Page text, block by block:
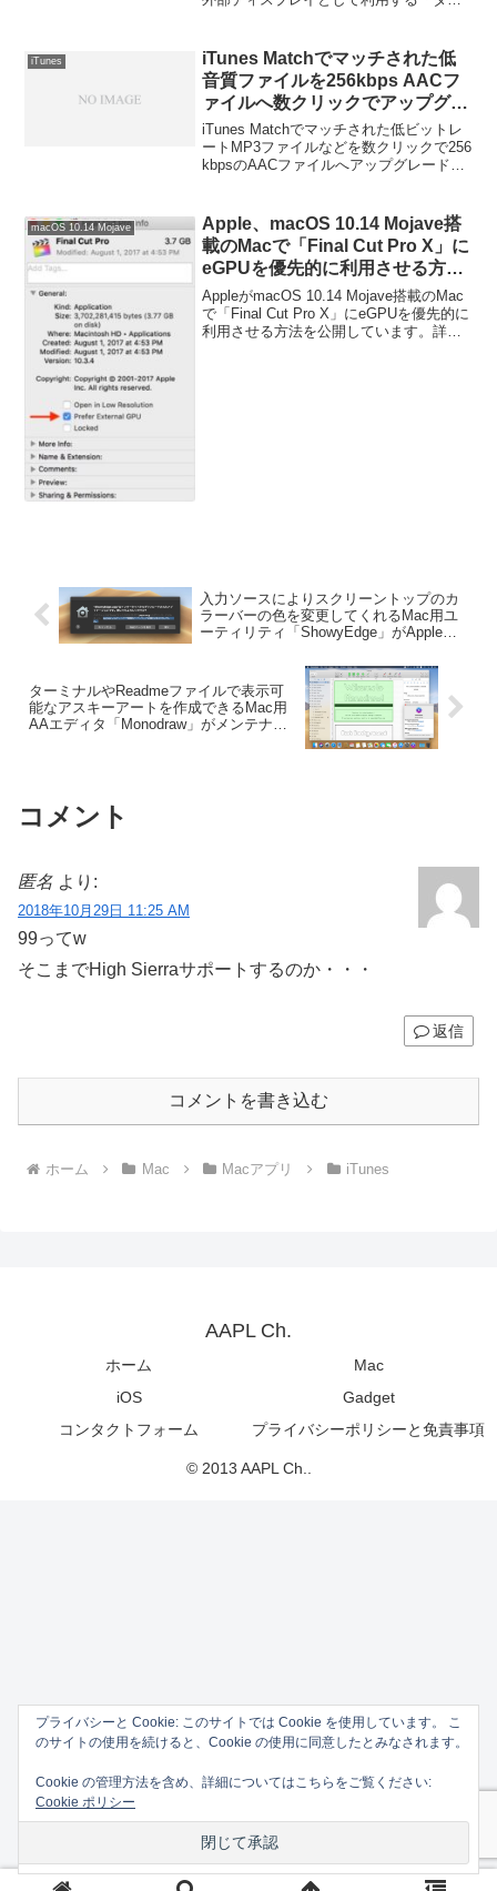
iTunes
iTunes Matchでマッチされた低
音質ファイルを256kbps AACフ
ァイルへ数クリックでアップグレ
ードしてくれるアプリ
「MatchUpgrade」がリリースさ
れたので使ってみた。
iTunes Matchでマッチされた低ビットレ
ートMP3ファイルなどを数クリックで256
kbpsのAACファイルへアップグレードし
から。
macOS 10.14 Mojave
Apple、macOS 10.14 Mojave搭
載のMacで「Final Cut Pro X」に
eGPUを優先的に利用させる方法
を公開。
AppleがmacOS 10.14 Mojave搭載のMac
で「Final Cut Pro X」にeGPUを優先的に
利用させる方法を公開しています。詳細
入力ソースによりスクリーントップのカ
ラーバーの色を変更してくれるMac用ユ
ーティリティ「ShowyEdge」がAppleの
ターミナルやReadmeファイルで表示可
能なアスキーアートを作成できるMac用
AAエディタ「Monodraw」がメンテナン
コメント
匿名 より:
2018年10月29日 11:25 AM
99ってw
そこまでHigh Sierraサポートするのか・・・
返信
コメントを書き込む
ホーム Mac Macアプリ iTunes
AAPL Ch.
ホーム
Mac
iOS
Gadget
コンタクトフォーム
プライバシーポリシーと免責事項
© 2013 AAPL Ch..
プライバシーと Cookie: このサイトでは Cookie を使用しています。 こ
のサイトの使用を続けると、Cookie の使用に同意したとみなされます。
Cookie の管理方法を含め、詳細についてはこちらをご覧ください:
Cookie ポリシー